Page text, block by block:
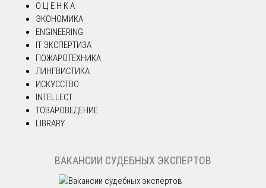
О Ц Е Н К А
ЭКОНОМИКА
ENGINEERING
IT ЭКСПЕРТИЗА
ПОЖАРОТЕХНИКА
ЛИНГВИСТИКА
ИСКУССТВО
INTELLECT
ТОВАРОВЕДЕНИЕ
LIBRARY
ВАКАНСИИ СУДЕБНЫХ ЭКСПЕРТОВ